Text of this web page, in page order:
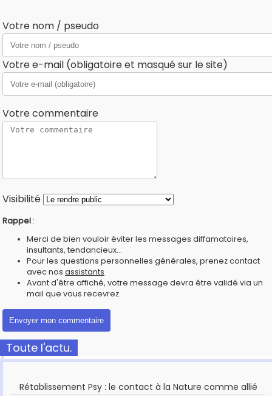
Votre nom / pseudo
Votre e-mail (obligatoire et masqué sur le site)
Votre commentaire
Visibilité
Rappel :
Merci de bien vouloir éviter les messages diffamatoires,
insultants, tendancieux...
Pour les questions personnelles générales, prenez contact
avec nos assistants
Avant d'être affiché, votre message devra être validé via un
mail que vous recevrez.
Toute l'actu.
Rétablissement Psy : le contact à la Nature comme allié